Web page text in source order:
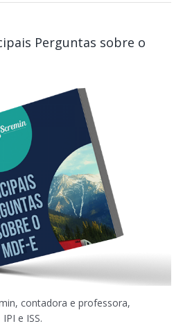
Perguntas sobre o
contadora e professora,
e ISS.